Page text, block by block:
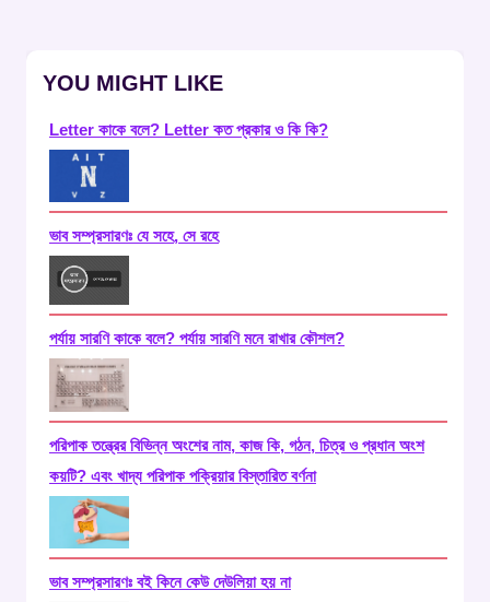
YOU MIGHT LIKE
Letter কাকে বলে? Letter কত প্রকার ও কি কি?
ভাব সম্প্রসারণঃ যে সহে, সে রহে
পর্যায় সারণি কাকে বলে? পর্যায় সারণি মনে রাখার কৌশল?
পরিপাক তন্ত্রের বিভিন্ন অংশের নাম, কাজ কি, গঠন, চিত্র ও প্রধান অংশ
কয়টি? এবং খাদ্য পরিপাক পক্রিয়ার বিস্তারিত বর্ণনা
ভাব সম্প্রসারণঃ বই কিনে কেউ দেউলিয়া হয় না